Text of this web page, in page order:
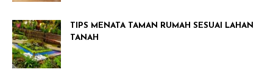
TIPS MENATA TAMAN RUMAH SESUAI LAHAN
TANAH